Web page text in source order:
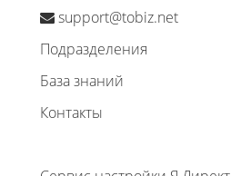
support@tobiz.net
Подразделения
База знаний
Контакты